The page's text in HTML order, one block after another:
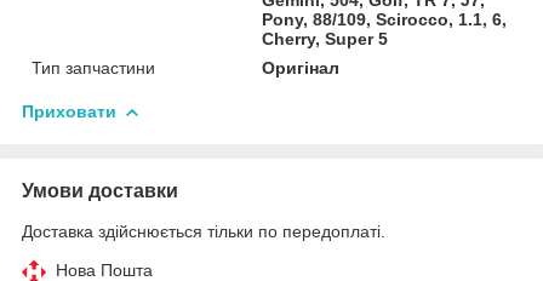
Pony, 88/109, Scirocco, 1.1, 6,
Cherry, Super 5
Тип запчастини
Оригінал
Приховати
Умови доставки
Доставка здійснюється тільки по передоплаті.
Нова Пошта